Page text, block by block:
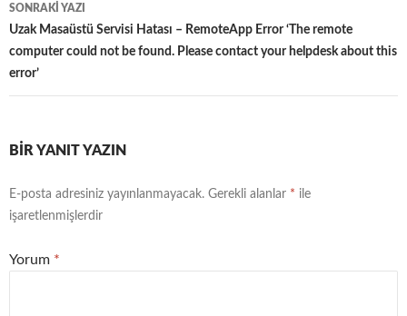
SONRAKI YAZI
Uzak Masaüstü Servisi Hatası – RemoteApp Error ‘The remote
computer could not be found. Please contact your helpdesk about this
error’
BIR YANIT YAZIN
E-posta adresiniz yayınlanmayacak. Gerekli alanlar * ile
işaretlenmişlerdir
Yorum *